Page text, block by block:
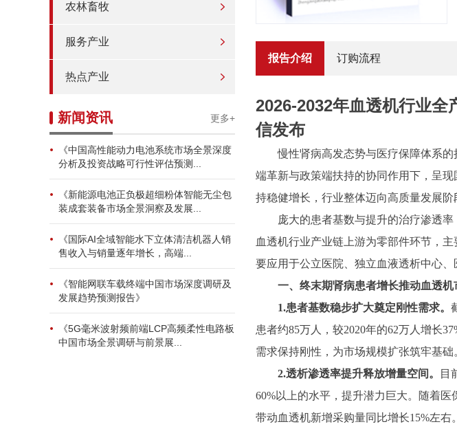
农林畜牧
服务产业
热点产业
新闻资讯 更多+
《中国高性能动力电池系统市场全景深度
分析及投资战略可行性评估预测...
《新能源电池正负极超细粉体智能无尘包
装成套装备市场全景洞察及发展...
《国际AI全域智能水下立体清洁机器人销
售收入与销量逐年增长，高端...
《智能网联车载终端中国市场深度调研及
发展趋势预测报告》
《5G毫米波射频前端LCP高频柔性电路板
中国市场全景调研与前景展...
报告介绍 订购流程
2026-2032年血透机行业
信发布
慢性肾病高发态势与医疗保障体系的
端革新与政策端扶持的协同作用下，呈
持稳健增长，行业整体迈向高质量发展阶
庞大的患者基数与提升的治疗渗透
血透机行业产业链上游为零部件环节，
要应用于公立医院、独立血液透析中心、
一、终末期肾病患者增长推动血透
1.患者基数稳步扩大奠定刚性需求。
患者约85万人，较2020年的62万人增长
需求保持刚性，为市场规模扩张筑牢基础
2.透析渗透率提升释放增量空间。
目
60%以上的水平，提升潜力巨大。随着医
带动血透机新增采购量同比增长15%左右。